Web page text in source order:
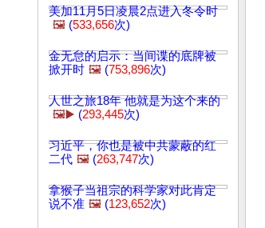
美加11月5日凌晨2点进入冬令时
🖼️ (533,656次)
金无怠的启示：当间谍的底牌被
掀开时 🖼️ (753,896次)
人世之旅18年 他就是为这个来的
🖼️▶️ (293,445次)
习近平，你也是被中共蒙蔽的红
二代 🖼️ (263,747次)
拿猴子当祖宗的科学家对此肯定
说不准 🖼️ (123,652次)